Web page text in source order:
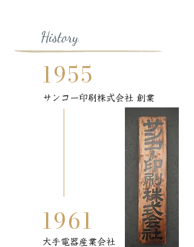
サンコー印刷株式会社 創業
大手電器産業会社
History
1955
1961